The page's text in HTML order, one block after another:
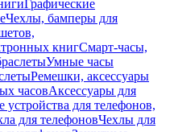
Графические
Чехлы, бамперы для
книгСмарт-часы,
Умные часы
Ремешки, аксессуары
часовАксессуары для
устройства для телефонов,
для телефоновЧехлы для